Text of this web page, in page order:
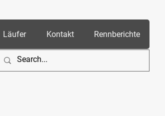
Läufer Kontakt Rennberichte